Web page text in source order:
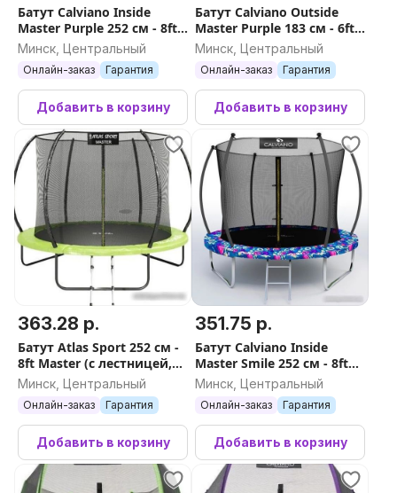
Батут Calviano Inside
Master Purple 252 см - 8ft
(внутренняя сетка, с
лестницей)
Минск, Центральный
Онлайн-заказ Гарантия
Добавить в корзину
Батут Calviano Outside
Master Purple 183 см - 6ft
(внешняя сетка, без
лестницы)
Минск, Центральный
Онлайн-заказ Гарантия
Добавить в корзину
363.28 р.
Батут Atlas Sport 252 см -
8ft Master (с лестницей,
зеленый)
Минск, Центральный
Онлайн-заказ Гарантия
Добавить в корзину
351.75 р.
Батут Calviano Inside
Master Smile 252 см - 8ft
(внутренняя сетка, с
лестницей)
Минск, Центральный
Онлайн-заказ Гарантия
Добавить в корзину